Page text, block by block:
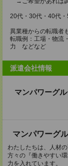
20代・30代・40代
異業種からの転職者
転職例：工場・物流
力 などなど
派遣会社情報
マンパワーグ
マンパワーグ
わたしたちは、人材
方々の『働きやすい
力を入れています。